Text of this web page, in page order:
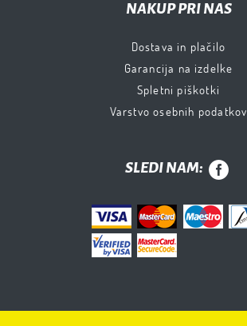
NAKUP PRI NAS
Dostava in plačilo
Garancija na izdelke
Spletni piškotki
Varstvo osebnih podatkov
SLEDI NAM: